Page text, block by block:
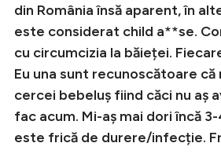
din România însă aparent, în
este considerat child a**se.
cu circumcizia la băieței.
Eu una sunt recunoscătoare că
cercei bebeluș fiind căci nu aș
fac acum. Mi-aș mai dori încă
este frică de durere/infecție.